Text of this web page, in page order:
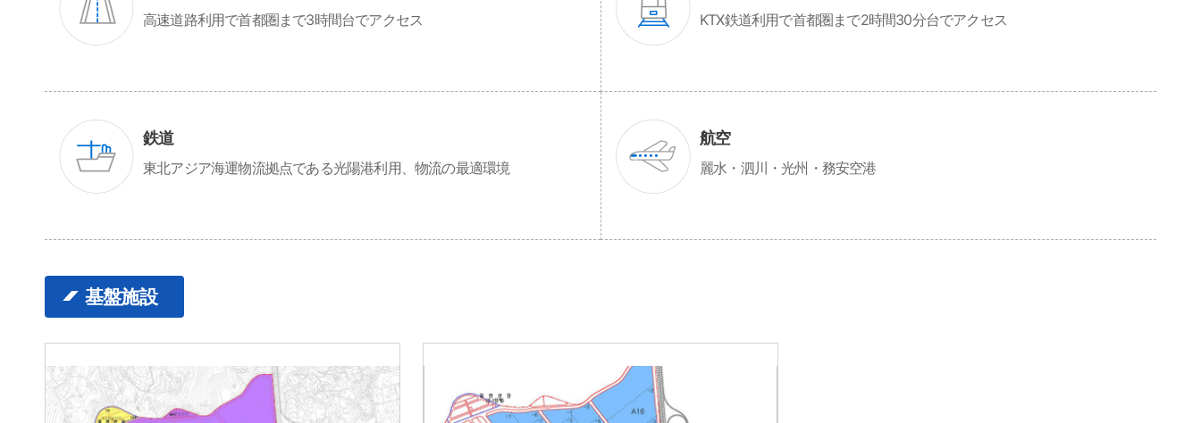
高速道路利用で首都圏まで3時間台でアクセス KTX鉄道利用で首都圏まで2時間30分台でアクセス
鉄道
東北アジア海運物流拠点である光陽港利用、物流の最適環境
航空
麗水・泗川・光州・務安空港
基盤施設